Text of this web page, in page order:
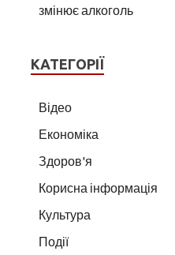
змінює алкоголь
КАТЕГОРІЇ
Відео
Економіка
Здоров'я
Корисна інформація
Культура
Події